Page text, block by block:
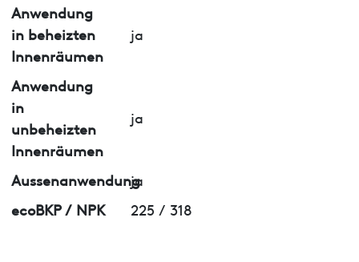
Anwendung
in beheizten
Innenräumen
ja
Anwendung
in
unbeheizten
Innenräumen
ja
Aussenanwendung
ja
ecoBKP / NPK
225 / 318